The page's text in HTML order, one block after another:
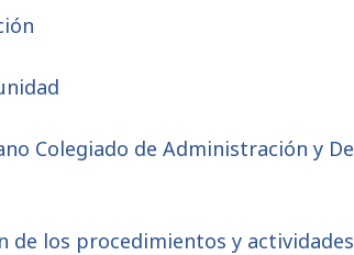
Colegiado de Administración y
de los procedimientos y